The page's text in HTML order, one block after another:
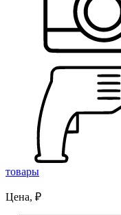
товары
Цена, ₽